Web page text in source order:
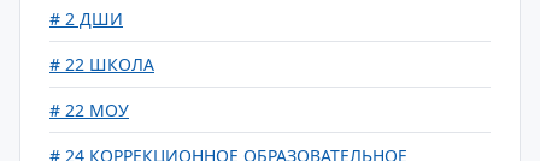
# 2 ДШИ
# 22 ШКОЛА
# 22 МОУ
# 24 КОРРЕКЦИОННОЕ ОБРАЗОВАТЕЛЬНОЕ